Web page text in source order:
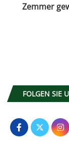
Zemmer
FOLGEN SIE